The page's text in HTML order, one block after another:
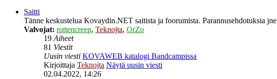
Saitti
Tänne keskustelua Kovaydin.NET saitista ja foorumista. Parannusehdotuksia
Valvojat: rottencreep, Teknojta, OrZo
19Aiheet
81 Viestit
Uusin viesti KOVAWEB katalogi Bandcampissa
Kirjoittaja Teknojta Näytä uusin viesti
02.04.2022, 14:26